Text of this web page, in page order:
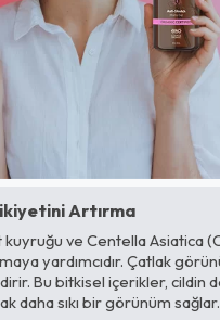
Artırma
ve Centella Asiatica
yardımcıdır. Çatlak
Bu bitkisel içerikler, cildin
daha sıkı bir görünüm sağlar.